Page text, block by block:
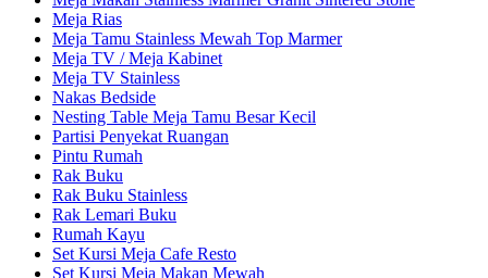
Meja Rias
Meja Tamu Stainless Mewah Top Marmer
Meja TV / Meja Kabinet
Meja TV Stainless
Nakas Bedside
Nesting Table Meja Tamu Besar Kecil
Partisi Penyekat Ruangan
Pintu Rumah
Rak Buku
Rak Buku Stainless
Rak Lemari Buku
Rumah Kayu
Set Kursi Meja Cafe Resto
Set Kursi Meja Makan Mewah